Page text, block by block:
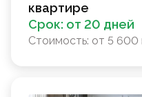
квартире
Срок: от 20 дней
Стоимость: от 5 600